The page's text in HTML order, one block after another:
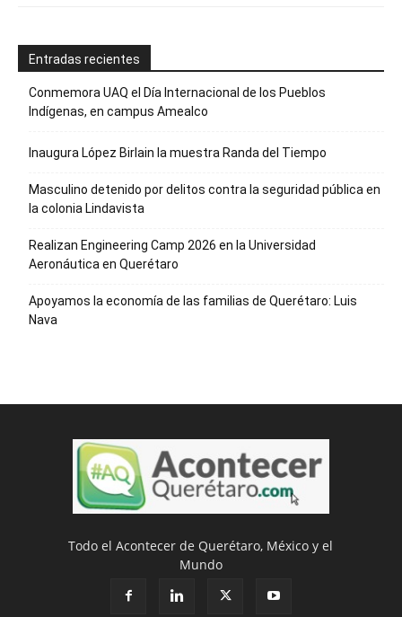
Entradas recientes
Conmemora UAQ el Día Internacional de los Pueblos
Indígenas, en campus Amealco
Inaugura López Birlain la muestra Randa del Tiempo
Masculino detenido por delitos contra la seguridad pública en
la colonia Lindavista
Realizan Engineering Camp 2026 en la Universidad
Aeronáutica en Querétaro
Apoyamos la economía de las familias de Querétaro: Luis
Nava
Todo el Acontecer de Querétaro, México y el
Mundo